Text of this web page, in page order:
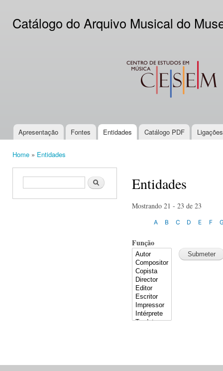
Catálogo do Arquivo Musical do
CESEM
Main menu
Apresentação Fontes Entidades Catálogo PDF
Home » Entidades
Search form Search Entidades
Mostrando 21 - 23 de 23
A B C D E F
Função